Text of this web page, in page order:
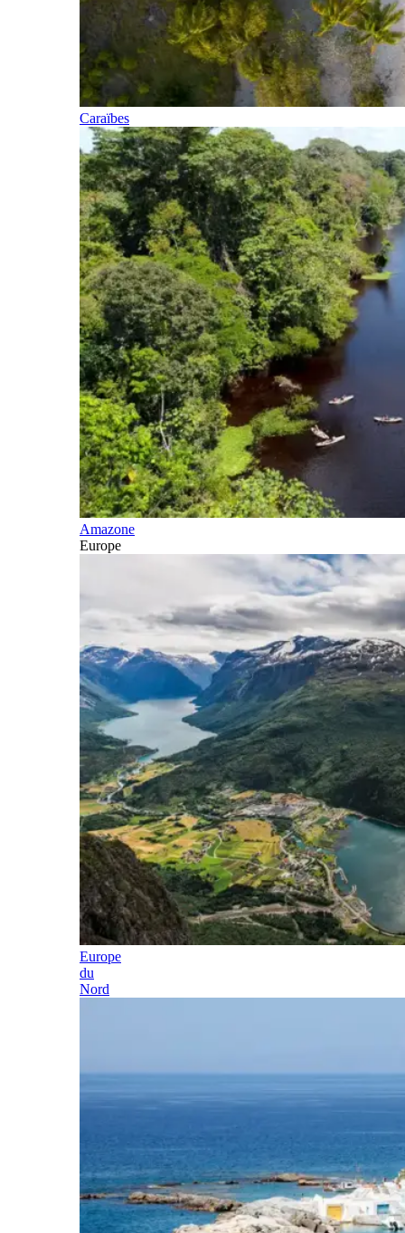
Caraïbes
Amazone
Europe
Europe
du
Nord